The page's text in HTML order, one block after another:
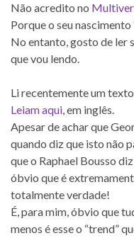
Não acredito no
Porque o seu
No entanto, gosto de ler
que vou lendo.
Li recentemente um
Leiam aqui, em inglês.
Apesar de achar que
quando diz que isto não
que o Raphael Bousso
óbvio que é
totalmente verdade!
É, para mim, óbvio que
menos é esse o “trend”